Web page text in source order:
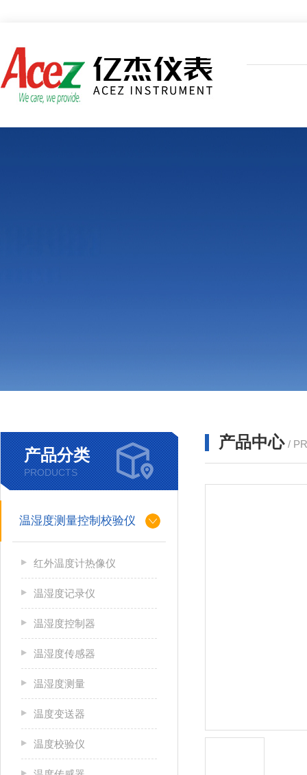
产品中心 /
产品分类
PRODUCTS
温湿度测量控制校验仪
红外温度计热像仪
温湿度记录仪
温湿度控制器
温湿度传感器
温湿度测量
温度变送器
温度校验仪